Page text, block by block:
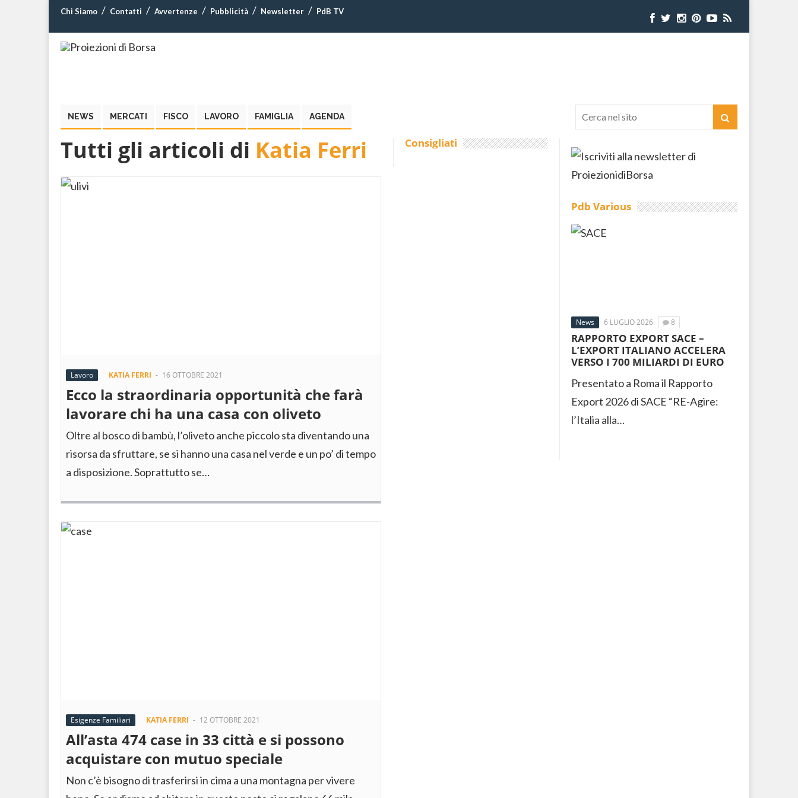
Chi Siamo Contatti Avvertenze Pubblicità Newsletter PdB TV
NEWS MERCATI FISCO LAVORO FAMIGLIA AGENDA
Tutti gli articoli di Katia Ferri
Lavoro KATIA FERRI - 16 OTTOBRE 2021
Ecco la straordinaria opportunità che farà
lavorare chi ha una casa con oliveto
Oltre al bosco di bambù, l’oliveto anche piccolo sta diventando una
risorsa da sfruttare, se si hanno una casa nel verde e un po’ di tempo
a disposizione. Soprattutto se…
Esigenze Familiari KATIA FERRI - 12 OTTOBRE 2021
All’asta 474 case in 33 città e si possono
acquistare con mutuo speciale
Non c’è bisogno di trasferirsi in cima a una montagna per vivere
Consigliati
Pdb Various
News 6 LUGLIO 2026 8
RAPPORTO EXPORT SACE –
L’EXPORT ITALIANO ACCELERA
VERSO I 700 MILIARDI DI EURO
Presentato a Roma il Rapporto
Export 2026 di SACE “RE-Agire:
l’Italia alla…